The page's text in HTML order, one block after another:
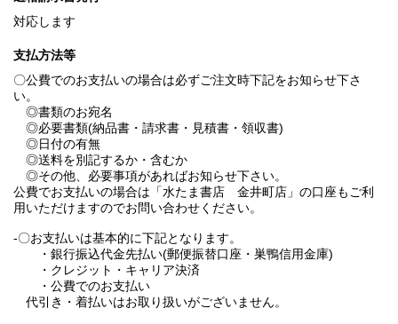
対応します
支払方法等
〇公費でのお支払いの場合は必ずご注文時下記をお知らせ下さ
い。
◎書類のお宛名
◎必要書類(納品書・請求書・見積書・領収書)
◎日付の有無
◎送料を別記するか・含むか
◎その他、必要事項があればお知らせ下さい。
公費でお支払いの場合は「水たま書店 金井町店」の口座もご利
用いただけますのでお問い合わせください。
-〇お支払いは基本的に下記となります。
・銀行振込代金先払い(郵便振替口座・巣鴨信用金庫)
・クレジット・キャリア決済
・公費でのお支払い
代引き・着払いはお取り扱いがございません。